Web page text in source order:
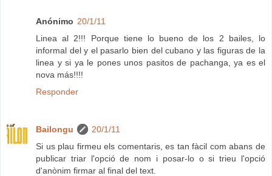
Anónimo 20/1/11
Linea al 2!!! Porque tiene lo bueno de los 2 bailes, lo
informal del y el pasarlo bien del cubano y las figuras de la
linea y si ya le pones unos pasitos de pachanga, ya es el
nova más!!!!
Responder
Bailongu
20/1/11
Si us plau firmeu els comentaris, es tan fàcil com abans de
publicar triar l'opció de nom i posar-lo o si trieu l'opció
d'anònim firmar al final del text.